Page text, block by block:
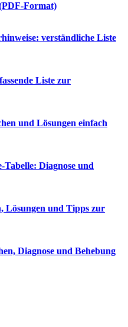
Format)
verständliche Liste
Liste zur
und Lösungen einfach
Tabelle: Diagnose und
Lösungen und Tipps zur
Diagnose und Behebung